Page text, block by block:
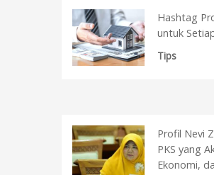
Hashtag
untuk
Tips
Profil Nevi
PKS yang
Ekonomi,